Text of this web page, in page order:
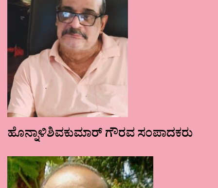
ಹೊನ್ನಾಳಿಶಿವಕುಮಾರ್ ಗೌರವ ಸಂಪಾದಕರು